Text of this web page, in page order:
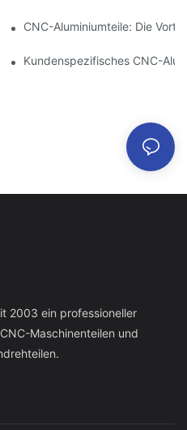
Anpassung Für
CNC-Aluminiumteile: Die
Entdecken Sie Die
Kundenspezifisches CNC-
2003 ein professioneller
Maschinenteilen und